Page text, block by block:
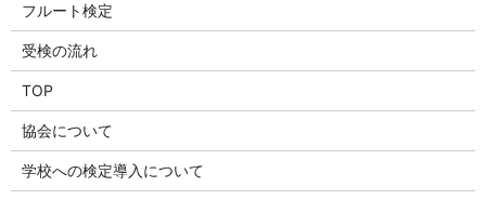
フルート検定
受検の流れ
TOP
協会について
学校への検定導入について